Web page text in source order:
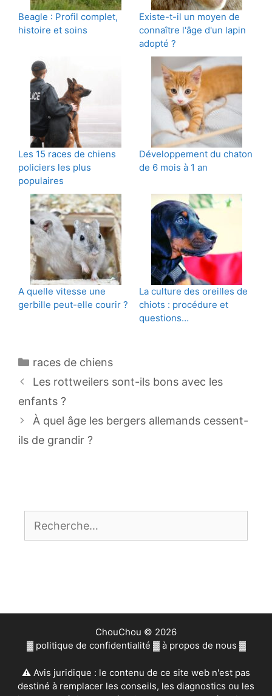
Beagle : Profil complet,
histoire et soins
Existe-t-il un moyen de
connaître l'âge d'un lapin
adopté ?
Les 15 races de chiens
policiers les plus
populaires
Développement du chaton
de 6 mois à 1 an
A quelle vitesse une
gerbille peut-elle courir ?
La culture des oreilles de
chiots : procédure et
questions…
Catégories
races de chiens
Navigation
des
articles
Les rottweilers sont-ils bons avec les
enfants ?
À quel âge les bergers allemands cessent-
ils de grandir ?
ChouChou © 2026
▓ politique de confidentialité ▓ à propos de nous ▓
⚠ Avis juridique : le contenu de ce site web n'est pas
destiné à remplacer les conseils, les diagnostics ou les